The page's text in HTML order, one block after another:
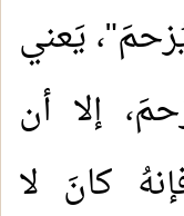
يَعني
إلا أن
كانَ لا